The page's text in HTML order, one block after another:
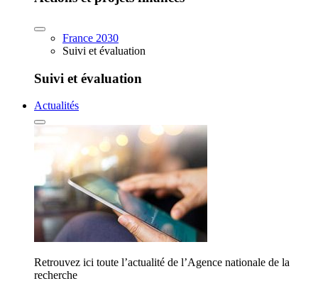
France 2030
Suivi et évaluation
Suivi et évaluation
Actualités
Retrouvez ici toute l’actualité de l’Agence nationale de la
recherche